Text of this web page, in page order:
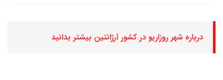
درباره شهر روزاریو در کشور آرژانتین بیشتر بدانید